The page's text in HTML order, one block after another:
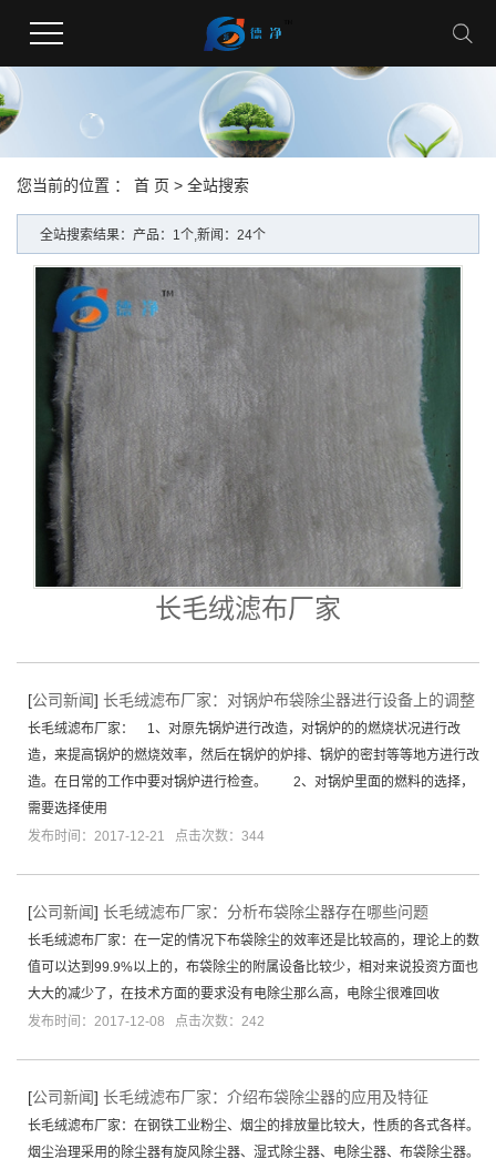
您当前的位置 ： 首 页 > 全站搜索
全站搜索结果：产品：1个,新闻：24个
长毛绒滤布厂家
[公司新闻] 长毛绒滤布厂家：对锅炉布袋除尘器进行设备上的调整
长毛绒滤布厂家： 1、对原先锅炉进行改造，对锅炉的的燃烧状况进行改
造，来提高锅炉的燃烧效率，然后在锅炉的炉排、锅炉的密封等等地方进行改
造。在日常的工作中要对锅炉进行检查。 2、对锅炉里面的燃料的选择，
需要选择使用
发布时间：2017-12-21 点击次数：344
[公司新闻] 长毛绒滤布厂家：分析布袋除尘器存在哪些问题
长毛绒滤布厂家：在一定的情况下布袋除尘的效率还是比较高的，理论上的数
值可以达到99.9%以上的，布袋除尘的附属设备比较少，相对来说投资方面也
大大的减少了，在技术方面的要求没有电除尘那么高，电除尘很难回收
发布时间：2017-12-08 点击次数：242
[公司新闻] 长毛绒滤布厂家：介绍布袋除尘器的应用及特征
长毛绒滤布厂家：在钢铁工业粉尘、烟尘的排放量比较大，性质的各式各样。
烟尘治理采用的除尘器有旋风除尘器、湿式除尘器、电除尘器、布袋除尘器。